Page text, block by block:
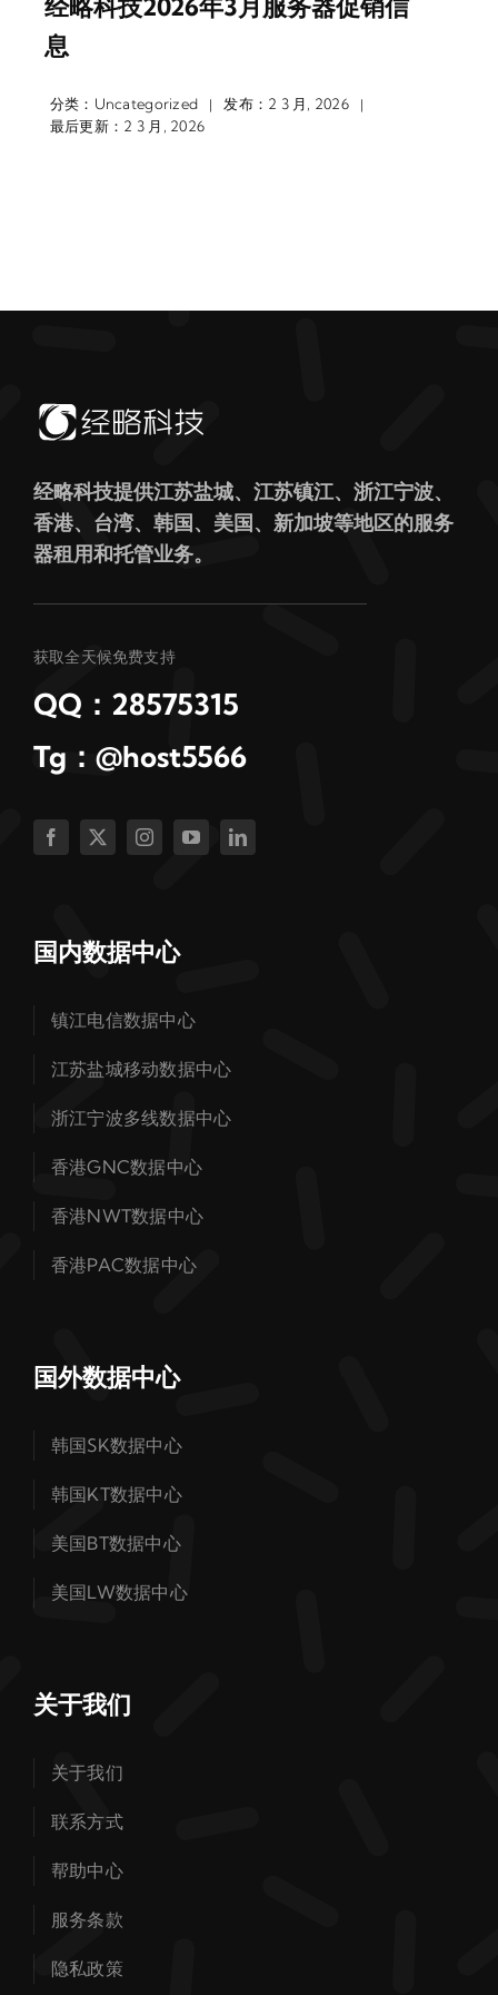
息
分类： Uncategorized | 发布：2 3 月, 2026
|
最后更新：2 3 月, 2026
经略科技提供江苏盐城、江苏镇江、浙江宁波、
香港、台湾、韩国、美国、新加坡等地区的服务
器租用和托管业务。
获取全天候免费支持
QQ：28575315
Tg：@host5566
国内数据中心
镇江电信数据中心
江苏盐城移动数据中心
浙江宁波多线数据中心
香港GNC数据中心
香港NWT数据中心
香港PAC数据中心
国外数据中心
韩国SK数据中心
韩国KT数据中心
美国BT数据中心
美国LW数据中心
关于我们
关于我们
联系方式
帮助中心
服务条款
隐私政策